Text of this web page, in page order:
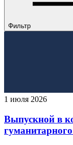
Фильтр
1 июля 2026
Выпускной в